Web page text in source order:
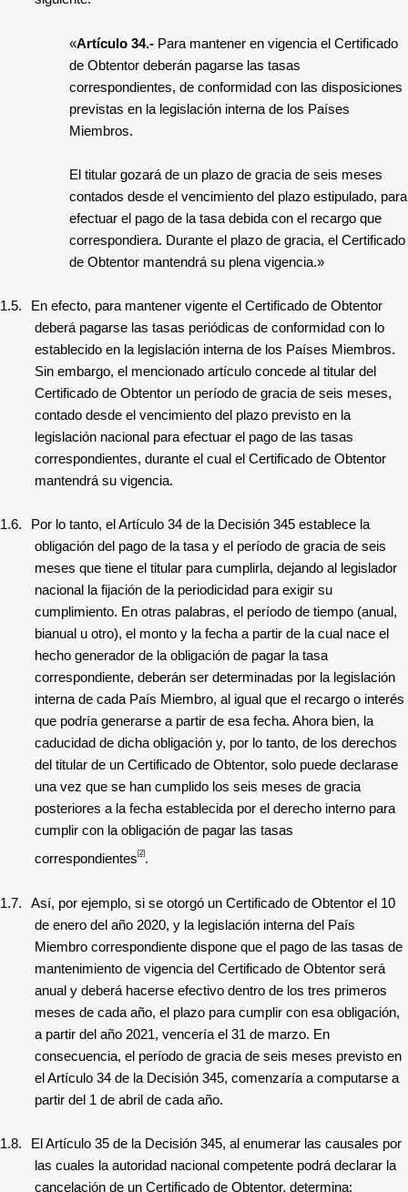
«Artículo 34.-Para mantener en vigencia el Certificado
de Obtentor deberán pagarse las tasas
correspondientes, de conformidad con las disposiciones
previstas en la legislación interna de los Países
Miembros.
El titular gozará de un plazo de gracia de seis meses
contados desde el vencimiento del plazo estipulado, para
efectuar el pago de la tasa debida con el recargo que
correspondiera. Durante el plazo de gracia, el Certificado
de Obtentor mantendrá su plena vigencia.»
1.5. En efecto, para mantener vigente el Certificado de Obtentor
deberá pagarse las tasas periódicas de conformidad con lo
establecido en la legislación interna de los Países Miembros.
Sin embargo, el mencionado artículo concede al titular del
Certificado de Obtentor un período de gracia de seis meses,
contado desde el vencimiento del plazo previsto en la
legislación nacional para efectuar el pago de las tasas
correspondientes, durante el cual el Certificado de Obtentor
mantendrá su vigencia.
1.6.
Por lo tanto, el Artículo 34 de la Decisión 345 establece la
obligación del pago de la tasa y el período de gracia de seis
meses que tiene el titular para cumplirla, dejando al legislador
nacional la fijación de la periodicidad para exigir su
cumplimiento. En otras palabras, el período de tiempo (anual,
bianual u otro), el monto y la fecha a partir de la cual nace el
hecho generador de la obligación de pagar la tasa
correspondiente, deberán ser determinadas por la legislación
interna de cada País Miembro, al igual que el recargo o interés
que podría generarse a partir de esa fecha. Ahora bien, la
caducidad de dicha obligación y, por lo tanto, de los derechos
del titular de un Certificado de Obtentor, solo puede declarase
una vez que se han cumplido los seis meses de gracia
posteriores a la fecha establecida por el derecho interno para
cumplir con la obligación de pagar las tasas
correspondientes [2].
1.7.
Así, por ejemplo, si se otorgó un Certificado de Obtentor el 10
de enero del año 2020, y la legislación interna del País
Miembro correspondiente dispone que el pago de las tasas de
mantenimiento de vigencia del Certificado de Obtentor será
anual y deberá hacerse efectivo dentro de los tres primeros
meses de cada año, el plazo para cumplir con esa obligación,
a partir del año 2021, vencería el 31 de marzo. En
consecuencia, el período de gracia de seis meses previsto en
el Artículo 34 de la Decisión 345, comenzaría a computarse a
partir del 1 de abril de cada año.
1.8.
El Artículo 35 de la Decisión 345, al enumerar las causales por
las cuales la autoridad nacional competente podrá declarar la
cancelación de un Certificado de Obtentor, determina: